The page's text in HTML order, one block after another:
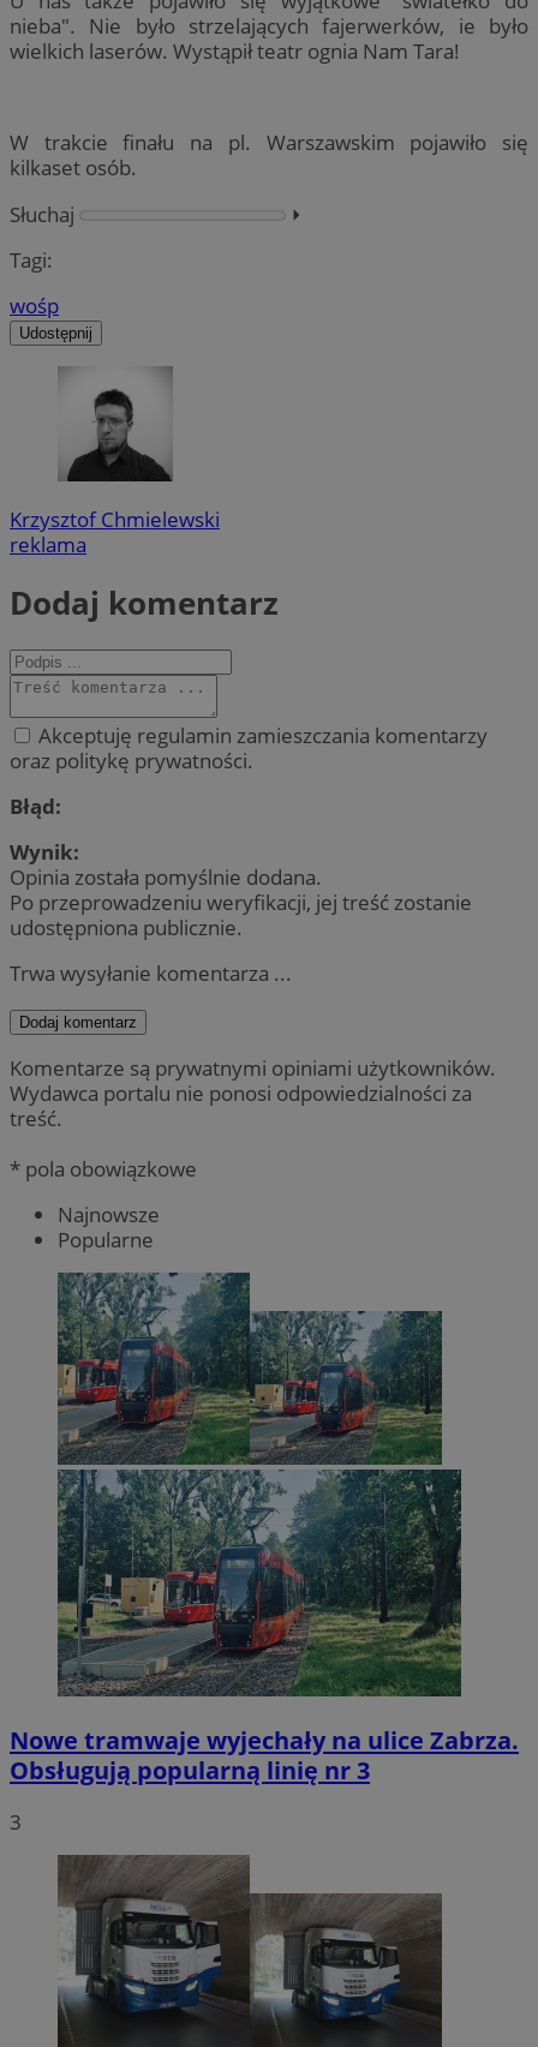
nieba". Nie było strzelających fajerwerków, ie było
wielkich laserów. Wystąpił teatr ognia Nam Tara!
W trakcie finału na pl. Warszawskim pojawiło się
kilkaset osób.
Słuchaj
⏵︎
Tagi:
wośp
Udostępnij
Krzysztof Chmielewski
reklama
Dodaj komentarz
Akceptuję regulamin zamieszczania komentarzy
oraz politykę prywatności.
Błąd:
Wynik:
Opinia została pomyślnie dodana.
Po przeprowadzeniu weryfikacji, jej treść zostanie
udostępniona publicznie.
Trwa wysyłanie komentarza ...
Dodaj komentarz
Komentarze są prywatnymi opiniami użytkowników.
Wydawca portalu nie ponosi odpowiedzialności za
treść.
* pola obowiązkowe
Najnowsze
Popularne
Nowe tramwaje wyjechały na ulice Zabrza.
Obsługują popularną linię nr 3
3